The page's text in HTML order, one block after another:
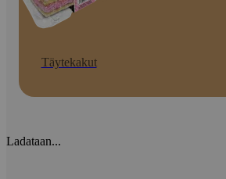
Täytekakut
Ladataan...